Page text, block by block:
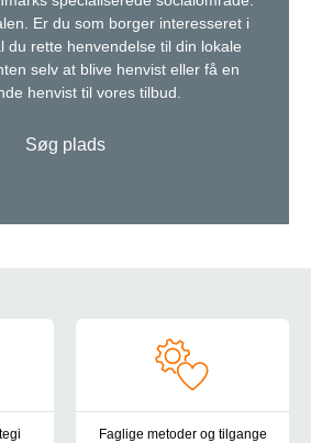
Er du som borger interesseret i
du rette henvendelse til din lokale
selv at blive henvist eller få en
henvist til vores tilbud.
Søg plads
Faglige metoder og tilgange